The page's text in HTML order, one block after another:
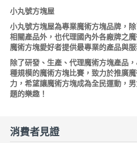
小丸號方塊屋
小丸號方塊屋為專業魔術方塊品牌，
相關產品外，也代理國內外各廠牌之
魔術方塊愛好者提供最專業的產品與服
除了研發、生產、代理魔術方塊產品
種規模的魔術方塊比賽，致力於推廣
力，希望讓魔術方塊成為全民運動，
題的樂趣！
消費者見證